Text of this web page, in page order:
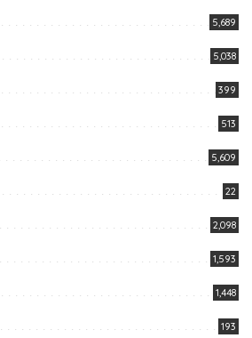
5,689
5,038
399
513
5,609
22
2,098
1,593
1,448
193